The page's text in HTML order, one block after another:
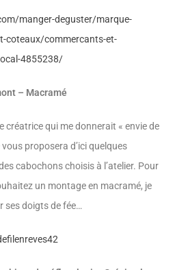
manger-deguster/marque-
coteaux/commercants-et-
4855238/
– Macramé
créatrice qui me donnerait « envie de
proposera d’ici quelques
cabochons choisis à l’atelier. Pour
un montage en macramé, je
ses doigts de fée…